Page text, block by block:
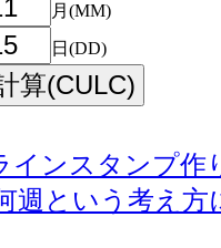
月(MM)
日(DD)
インスタンプ作
週という考え方